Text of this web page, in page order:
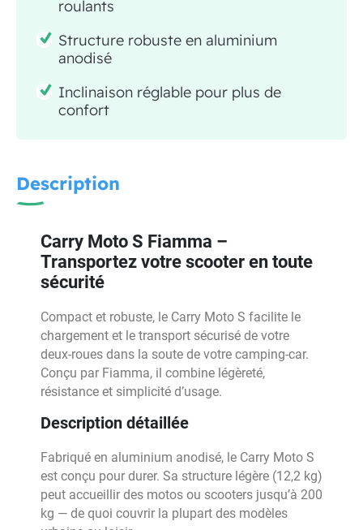
roulants
Structure robuste en aluminium
anodisé
Inclinaison réglable pour plus de
confort
Description
Carry Moto S Fiamma –
Transportez votre scooter en toute
sécurité
Compact et robuste, le Carry Moto S facilite le
chargement et le transport sécurisé de votre
deux-roues dans la soute de votre camping-car.
Conçu par Fiamma, il combine légèreté,
résistance et simplicité d’usage.
Description détaillée
Fabriqué en aluminium anodisé, le Carry Moto S
est conçu pour durer. Sa structure légère (12,2 kg)
peut accueillir des motos ou scooters jusqu’à 200
kg — de quoi couvrir la plupart des modèles